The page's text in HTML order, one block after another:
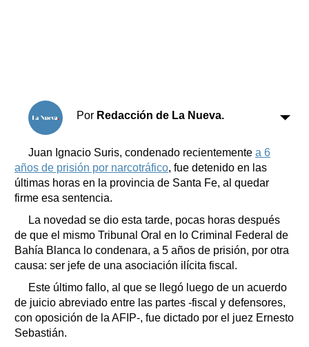
Por Redacción de La Nueva.
Juan Ignacio Suris, condenado recientemente a 6
años de prisión por narcotráfico, fue detenido en las
últimas horas en la provincia de Santa Fe, al quedar
firme esa sentencia.
La novedad se dio esta tarde, pocas horas después
de que el mismo Tribunal Oral en lo Criminal Federal de
Bahía Blanca lo condenara, a 5 años de prisión, por otra
causa: ser jefe de una asociación ilícita fiscal.
Este último fallo, al que se llegó luego de un acuerdo
de juicio abreviado entre las partes -fiscal y defensores,
con oposición de la AFIP-, fue dictado por el juez Ernesto
Sebastián.